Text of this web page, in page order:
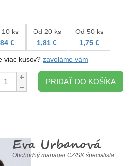
10 ks
€
Od 20 ks
1,81 €
Od 50 ks
1,75 €
viac kusov? zavoláme vám
Množstvo:
PRIDAŤ DO KOŠÍKA
Eva Urbanová
Obchodný manager CZ/SK špecialista